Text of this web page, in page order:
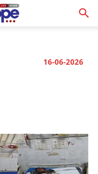
16-06-2026